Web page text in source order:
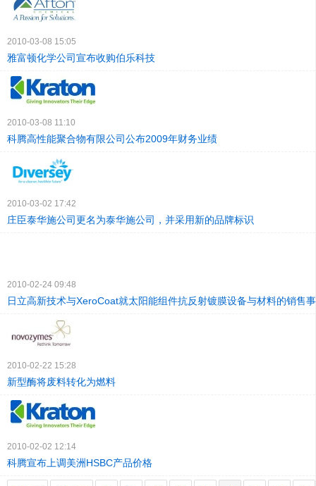
2010-03-08 15:05
雅富顿化学公司宣布收购伯乐科技
2010-03-08 11:10
科腾高性能聚合物有限公司公布2009年财务业绩
2010-03-02 17:42
庄臣泰华施公司更名为泰华施公司，并采用新的品牌标识
2010-02-24 09:48
日立高新技术与XeroCoat就太阳能组件抗反射镀膜设备与材料的销售
2010-02-22 15:28
新型酶将废料转化为燃料
2010-02-02 12:14
科腾宣布上调美洲HSBC产品价格